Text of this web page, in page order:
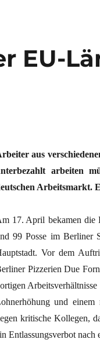
EU-
aus
arbeiten
Arbeitsmarkt.
17. April bekamen die
99 Posse im Berliner
Vor dem
Pizzerien Due
und einem
kritische Kollegen,
Entlassungsverbot nach